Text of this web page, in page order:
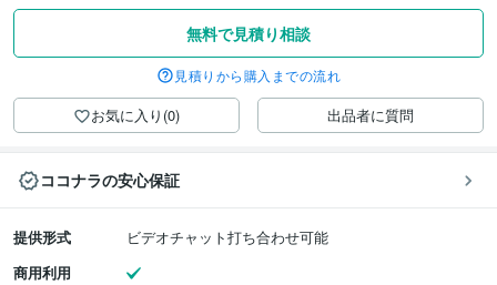
無料で見積り相談
見積りから購入までの流れ
お気に入り(0) 出品者に質問
ココナラの安心保証
提供形式
ビデオチャット打ち合わせ可能
商用利用